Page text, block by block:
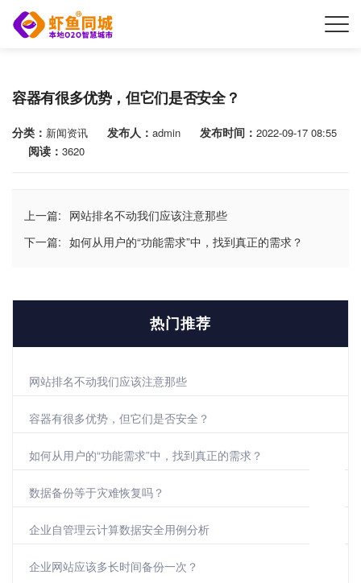
容器有很多优势，但它们是否安全？
分类： 新闻资讯 发布人： admin 发布时间： 2022-09-17 08:55
阅读： 3620
上一篇: 网站排名不动我们应该注意那些
下一篇: 如何从用户的“功能需求”中，找到真正的需求？
热门推荐
网站排名不动我们应该注意那些
容器有很多优势，但它们是否安全？
如何从用户的“功能需求”中，找到真正的需求？
数据备份等于灾难恢复吗？
企业自管理云计算数据安全用例分析
企业网站应该多长时间备份一次？